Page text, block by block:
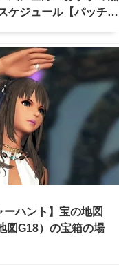
ケジュール【パッチ7.x
ーハント】宝の地図
図G18）の宝箱の場